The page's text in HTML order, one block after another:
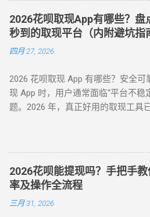
（一）电商平台类 —— 高频消费场
推荐） 安全指数 ：★★★★★（支付
作流程 ： 选择 “蚂蚁花呗分期” 标识
保值品类）； 下单后 24 小时内联系
度灵活使用。 合规要点 ： ✅ 仅支
完整包装 ✅ 每月操作≤2 次，避免
众点评（跨境用户优选） 安全指
饮团购”（可退款品类）； 使用花
退款”（需商家支持）； 退款到账
≈0（平台官方渠道）。 独特优势 ：
用户手机号注册 ✅ 风控账户可尝试
（二）数码商城类 —— 小额灵活场
费 操作要点 华为商城 ★★★☆☆
2026花呗取现App有哪些？盘
秒到的取现平台（内附避坑指
四月 27, 2026
2026 花呗取现 App 有哪些？安全
现 App 时，用户通常面临“平台不稳
题。2026 年，真正好用的取现工具
动回款系统、电商中转 App 以及专
下载了不明来源的 App 后发现无法
险。本文将为您详细梳理 2026 年依
具模式。 一、 2026 主流花呗取现
代表 到账速度 风控抗性 H5 智能解
2026花呗能提现吗？手把手
率及操作全流程
三月 31, 2026